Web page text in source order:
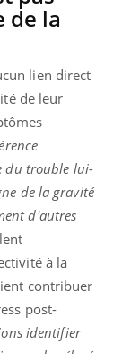
de la
lien direct
de leur
du trouble lui-
de la gravité
d'autres
à la
contribuer
post-
identifier